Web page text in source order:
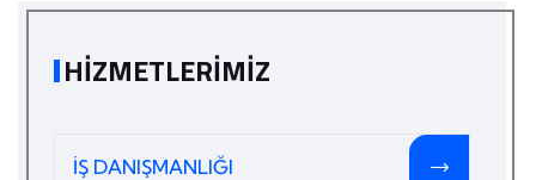
HIZMETLERIMIZ
İŞ DANIŞMANLIĞI